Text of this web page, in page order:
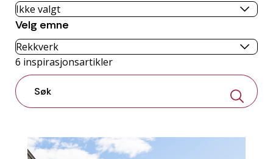
Velg emne
6 inspirasjonsartikler